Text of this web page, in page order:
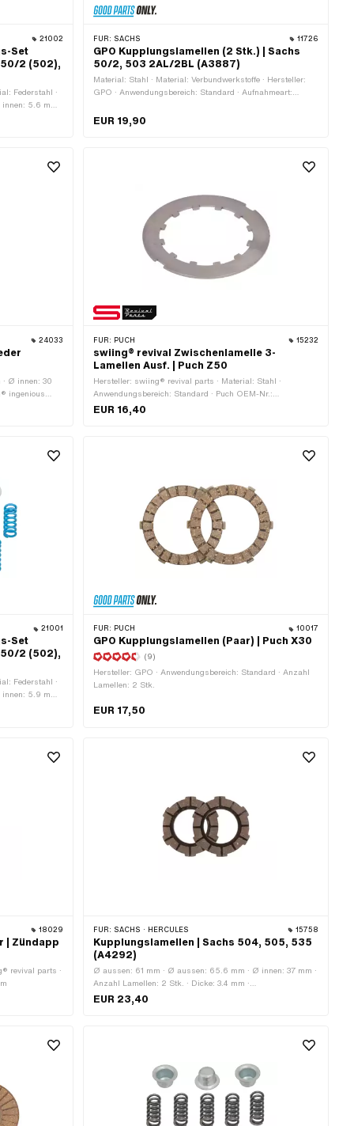
21002
Set
2 (502),
Federstahl ·
5.6 mm ·
FÜR: SACHS 11726
GPO Kupplungslamellen (2 Stk.) | Sachs
50/2, 503 2AL/2BL (A3887)
Material: Stahl · Material: Verbundwerkstoffe · Hersteller:
GPO · Anwendungsbereich: Standard · Aufnahmeart:
· Ø innen: 35.6 mm · Dicke: 3.3 mm · Ø aussen: 93 mm ·
EUR 19,90
24033
· Ø innen: 30
ingenious
·
FÜR: PUCH 15232
swiing® revival Zwischenlamelle 3-
Lamellen Ausf. | Puch Z50
Hersteller: swiing® revival parts · Material: Stahl ·
Anwendungsbereich: Standard · Puch OEM-Nr.:
329.1.12.112.1
EUR 16,40
21001
Set
2 (502),
Federstahl ·
5.9 mm ·
FÜR: PUCH 10017
GPO Kupplungslamellen (Paar) | Puch X30
(9)
Hersteller: GPO · Anwendungsbereich: Standard · Anzahl
Lamellen: 2 Stk.
EUR 17,50
18029
| Zündapp
revival parts ·
FÜR: SACHS · HERCULES 15758
Kupplungslamellen | Sachs 504, 505, 535
(A4292)
Ø aussen: 61 mm · Ø aussen: 65.6 mm · Ø innen: 37 mm ·
Anzahl Lamellen: 2 Stk. · Dicke: 3.4 mm ·
Anwendungsbereich: Standard
EUR 23,40